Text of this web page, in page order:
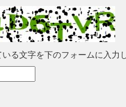
る文字を下のフォームに入力